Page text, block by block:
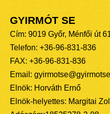
GYIRMÓT SE
Cím: 9019 Győr, Ménfői út
Telefon: +36-96-831-836
FAX: +36-96-831-836
Email:
Elnök: Horváth Ernő
Elnök-helyettes: Margitai